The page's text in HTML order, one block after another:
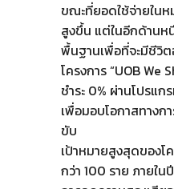
ขณะที่ยอดใช้จ่ายใน
สูงขึ้น แต่ในอีกด้านห
พื้นฐานเพื่อที่จะมีชีวิ
โครงการ “UOB
ชำระ 0% ผ่านโปรแ
เพื่อมอบโอกาสทางก
ขับ
เป้าหมายสูงสุดของโ
กว่า 100 ราย ภายใน